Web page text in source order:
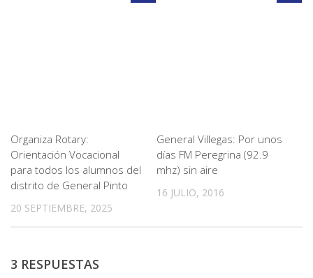
Organiza Rotary:
Orientación Vocacional
para todos los alumnos del
distrito de General Pinto
20 SEPTIEMBRE, 2025
General Villegas: Por unos
días FM Peregrina (92.9
mhz) sin aire
16 JULIO, 2016
3 RESPUESTAS